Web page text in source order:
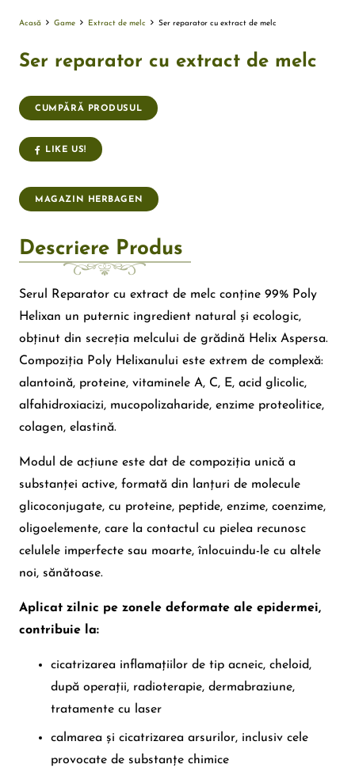
Acasă Game Extract de melc Ser reparator cu extract de melc
Ser reparator cu extract de melc
CUMPĂRĂ PRODUSUL
LIKE US!
MAGAZIN HERBAGEN
Descriere Produs
Serul Reparator cu extract de melc conține 99% Poly
Helixan un puternic ingredient natural și ecologic,
obținut din secreția melcului de grădină Helix Aspersa.
Compoziția Poly Helixanului este extrem de complexă:
alantoină, proteine, vitaminele A, C, E, acid glicolic,
alfahidroxiacizi, mucopolizaharide, enzime proteolitice,
colagen, elastină.
Modul de acțiune este dat de compoziția unică a
substanței active, formată din lanțuri de molecule
glicoconjugate, cu proteine, peptide, enzime, coenzime,
oligoelemente, care la contactul cu pielea recunosc
celulele imperfecte sau moarte, înlocuindu-le cu altele
noi, sănătoase.
Aplicat zilnic pe zonele deformate ale epidermei,
contribuie la:
cicatrizarea inflamațiilor de tip acneic, cheloid,
după operații, radioterapie, dermabraziune,
tratamente cu laser
calmarea și cicatrizarea arsurilor, inclusiv cele
provocate de substanțe chimice